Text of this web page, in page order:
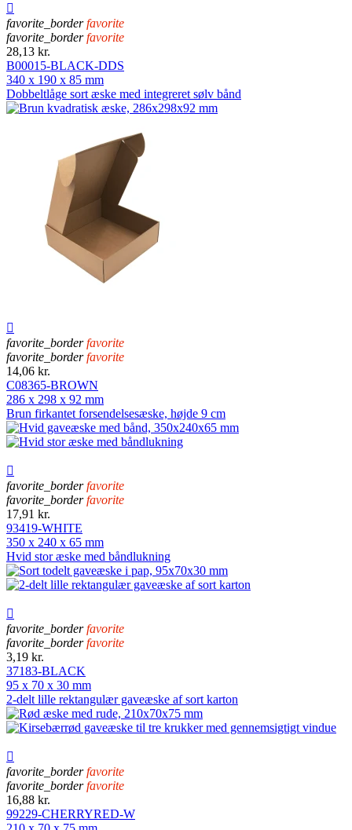

favorite_border favorite
favorite_border favorite
28,13 kr.
B00015-BLACK-DDS
340 x 190 x 85 mm
Dobbeltlåge sort æske med integreret sølv bånd

favorite_border favorite
favorite_border favorite
14,06 kr.
C08365-BROWN
286 x 298 x 92 mm
Brun firkantet forsendelsesæske, højde 9 cm

favorite_border favorite
favorite_border favorite
17,91 kr.
93419-WHITE
350 x 240 x 65 mm
Hvid stor æske med båndlukning

favorite_border favorite
favorite_border favorite
3,19 kr.
37183-BLACK
95 x 70 x 30 mm
2-delt lille rektangulær gaveæske af sort karton

favorite_border favorite
favorite_border favorite
16,88 kr.
99229-CHERRYRED-W